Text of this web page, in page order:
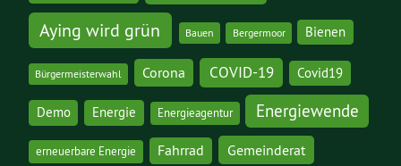
Aying wird grün Bauen Bergermoor Bienen
Bürgermeisterwahl Corona COVID-19 Covid19
Demo Energie Energieagentur Energiewende
erneuerbare Energie Fahrrad Gemeinderat